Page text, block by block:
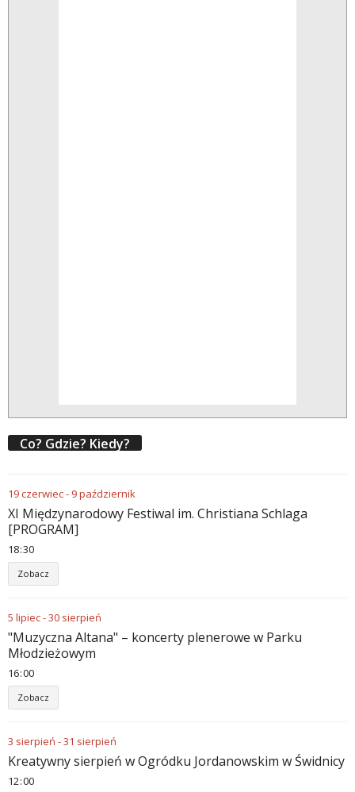
Co? Gdzie? Kiedy?
19czerwiec- 9październik
XI Międzynarodowy Festiwal im. Christiana Schlaga
[PROGRAM]
18 30
Zobacz
5 lipiec-30 sierpień
"Muzyczna Altana" – koncerty plenerowe w Parku
Młodzieżowym
16 00
Zobacz
3 sierpień -31 sierpień
Kreatywny sierpień w Ogródku Jordanowskim w Świdnicy
12 00